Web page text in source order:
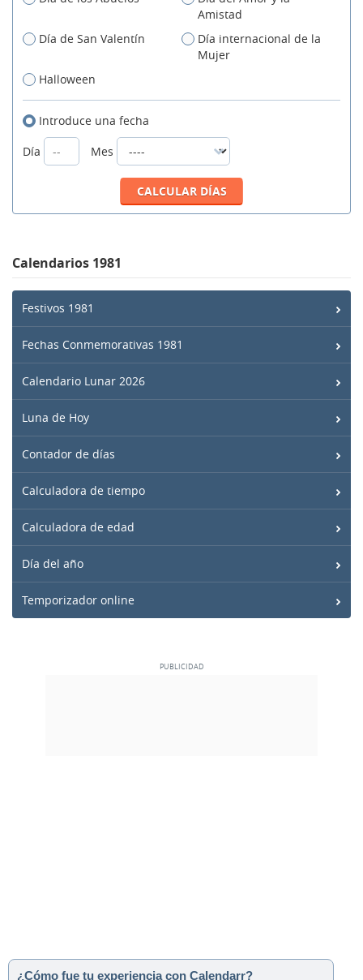
Amistad
Día de San Valentín
Día internacional de la
Mujer
Halloween
Introduce una fecha
Día
Mes
Calendarios 1981
Festivos 1981
Fechas Conmemorativas 1981
Calendario Lunar 2026
Luna de Hoy
Contador de días
Calculadora de tiempo
Calculadora de edad
Día del año
Temporizador online
¿Cómo fue tu experiencia con Calendarr?